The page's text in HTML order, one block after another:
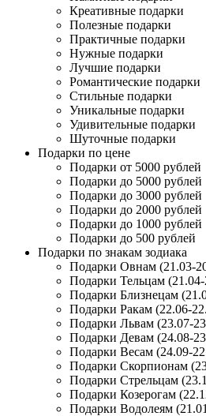
Креативные подарки
Полезные подарки
Практичные подарки
Нужные подарки
Лучшие подарки
Романтические подарки
Стильные подарки
Уникальные подарки
Удивительные подарки
Шуточные подарки
Подарки по цене
Подарки от 5000 рублей
Подарки до 5000 рублей
Подарки до 3000 рублей
Подарки до 2000 рублей
Подарки до 1000 рублей
Подарки до 500 рублей
Подарки по знакам зодиака
Подарки Овнам (21.03-
Подарки Тельцам
Подарки Близнецам
Подарки Ракам (22.06-
Подарки Львам (23.07-
Подарки Девам (24.08-
Подарки Весам (24.09-
Подарки Скорпионам
Подарки Стрельцам
Подарки Козерогам
Подарки Водолеям